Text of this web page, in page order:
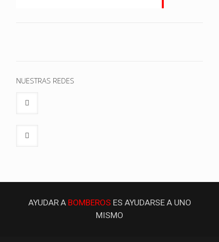
NUESTRAS REDES
AYUDAR A BOMBEROS ES AYUDARSE A UNO
MISMO